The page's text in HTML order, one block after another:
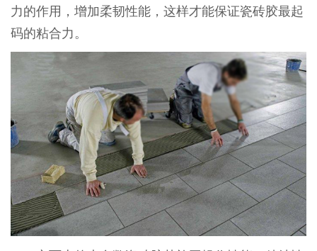
力的作用，增加柔韧性能，这样才能保证瓷砖胶最起
码的粘合力。